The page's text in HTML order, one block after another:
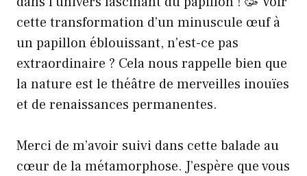
cette transformation d’un minuscule œuf à
un papillon éblouissant, n’est-ce pas
extraordinaire ? Cela nous rappelle bien que
la nature est le théâtre de merveilles inouïes
et de renaissances permanentes.
Merci de m’avoir suivi dans cette balade au
cœur de la métamorphose. J’espère que vous